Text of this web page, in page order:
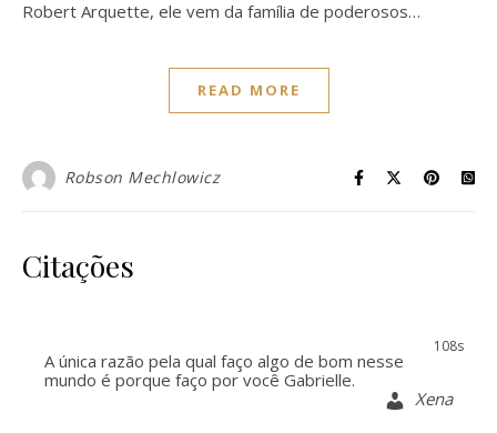
Robert Arquette, ele vem da família de poderosos…
READ MORE
Robson Mechlowicz
Citações
108s
A única razão pela qual faço algo de bom nesse
mundo é porque faço por você Gabrielle.
Xena